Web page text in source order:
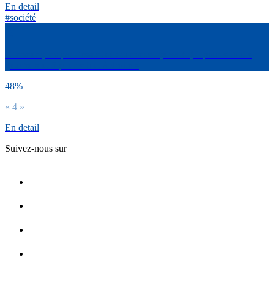
En detail
#société
48%
« 4 »
En detail
Suivez-nous sur